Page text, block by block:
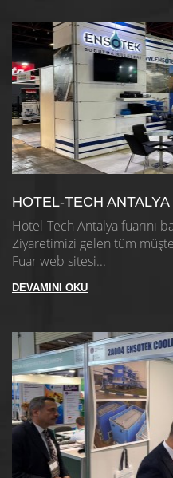
HOTEL-TECH
Hotel-Tech Antalya fuarını
Ziyaretimizi gelen tüm
Fuar web sitesi...
DEVAMINI OKU